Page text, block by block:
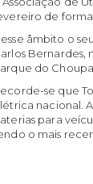
de
âmbito o
do
se que
nacional.
para
o mais